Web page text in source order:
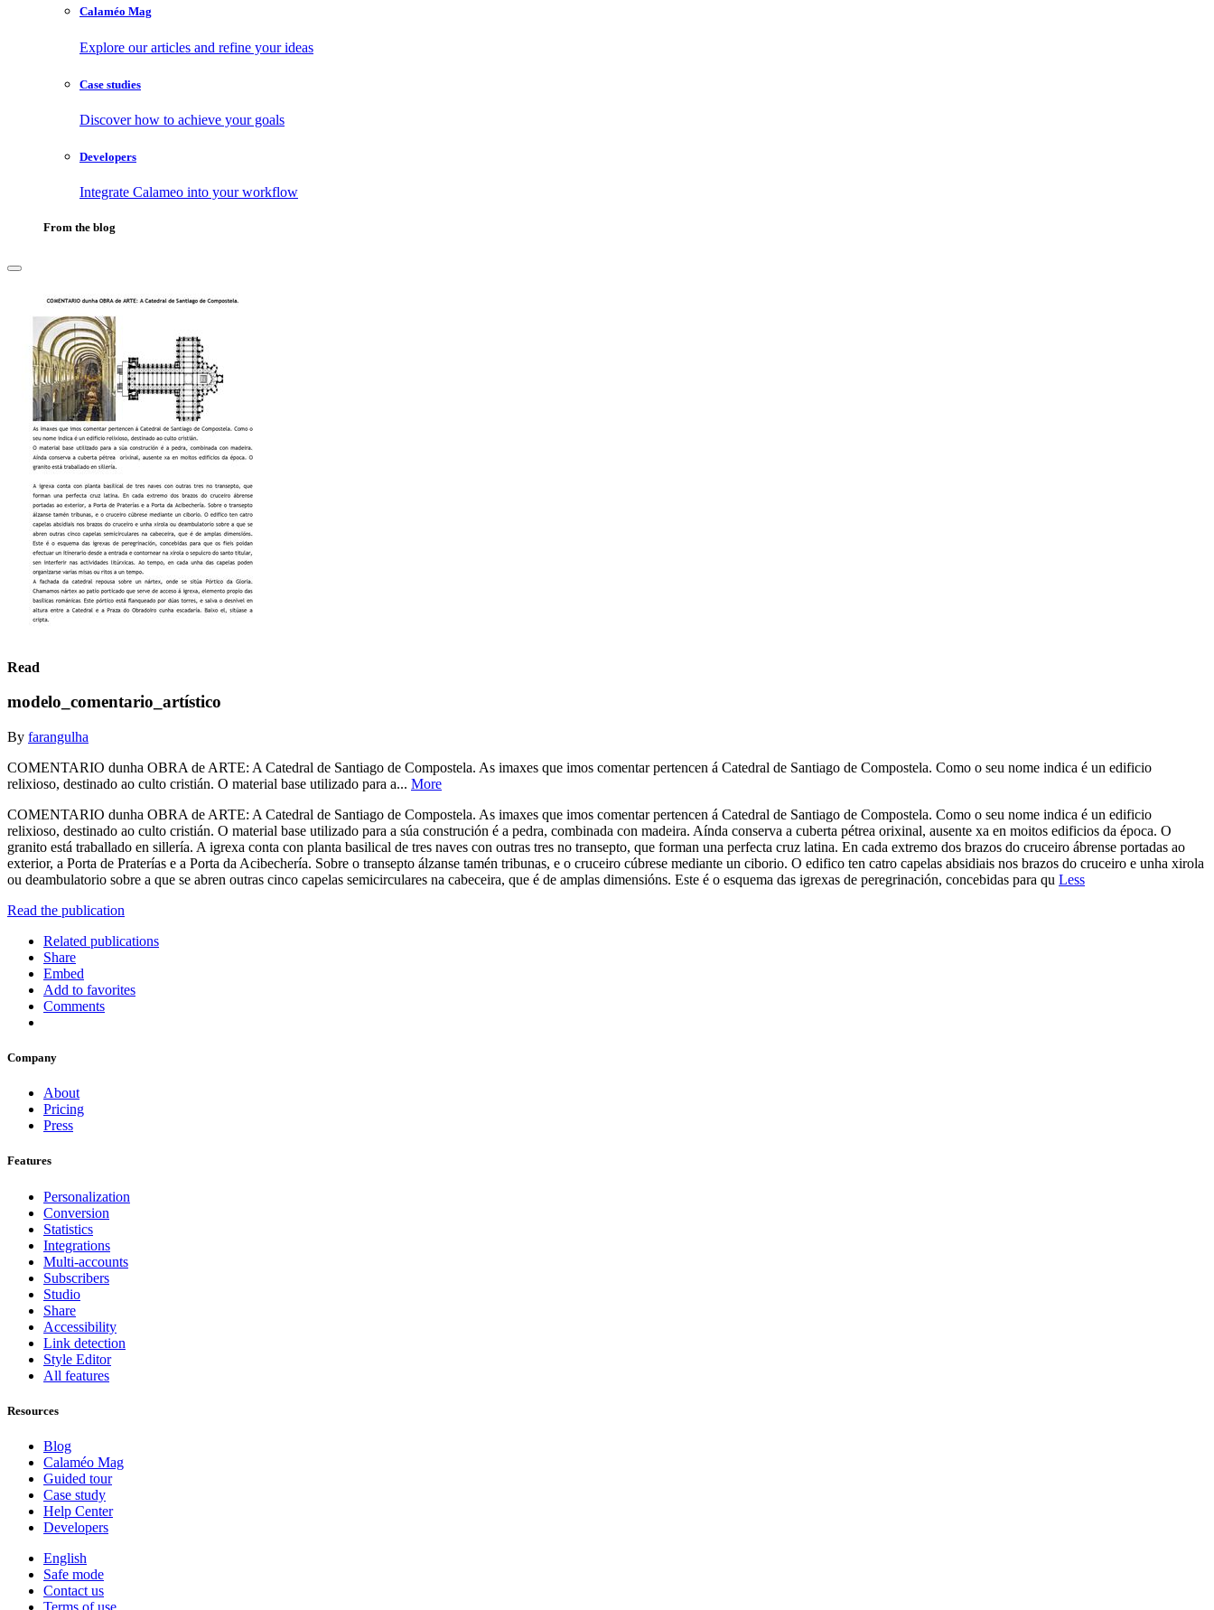
Calaméo Mag
Explore our articles and refine your ideas
Case studies
Discover how to achieve your goals
Developers
Integrate Calameo into your workflow
From the blog
Read
modelo_comentario_artístico
By farangulha
COMENTARIO dunha OBRA de ARTE: A Catedral de Santiago de Compostela. As imaxes que imos comentar pertencen á Catedral de Santiago de Compostela. Como o seu nome indica é un edificio
relixioso, destinado ao culto cristián. O material base utilizado para a... More
COMENTARIO dunha OBRA de ARTE: A Catedral de Santiago de Compostela. As imaxes que imos comentar pertencen á Catedral de Santiago de Compostela. Como o seu nome indica é un edificio
relixioso, destinado ao culto cristián. O material base utilizado para a súa construción é a pedra, combinada con madeira. Aínda conserva a cuberta pétrea orixinal, ausente xa en moitos edificios da época. O
granito está traballado en sillería. A igrexa conta con planta basilical de tres naves con outras tres no transepto, que forman una perfecta cruz latina. En cada extremo dos brazos do cruceiro ábrense portadas ao
exterior, a Porta de Praterías e a Porta da Acibechería. Sobre o transepto álzanse tamén tribunas, e o cruceiro cúbrese mediante un ciborio. O edifico ten catro capelas absidiais nos brazos do cruceiro e unha xirola
ou deambulatorio sobre a que se abren outras cinco capelas semicirculares na cabeceira, que é de amplas dimensións. Este é o esquema das igrexas de peregrinación, concebidas para qu Less
Read the publication
Related publications
Share
Embed
Add to favorites
Comments
Company
About
Pricing
Press
Features
Personalization
Conversion
Statistics
Integrations
Multi-accounts
Subscribers
Studio
Share
Accessibility
Link detection
Style Editor
All features
Resources
Blog
Calaméo Mag
Guided tour
Case study
Help Center
Developers
English
Safe mode
Contact us
Terms of use